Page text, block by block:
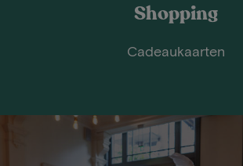
Shopping
Cadeaukaarten